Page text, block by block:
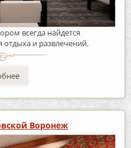
всегда найдется
отдыха и развлечений.
Воронеж